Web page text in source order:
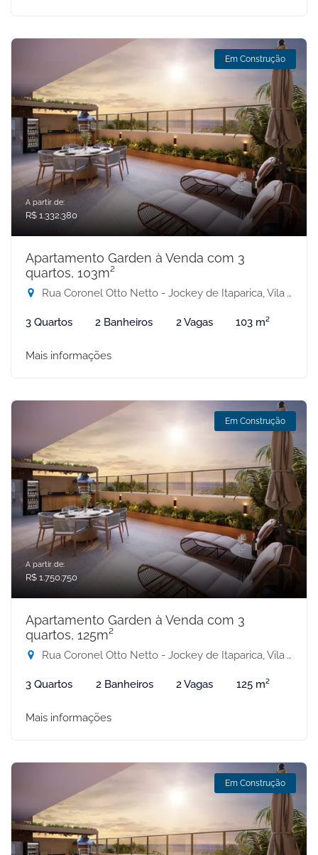
Em Construção
A partir de:
R$ 1.332.380
Apartamento Garden à Venda com 3
quartos, 103m²
Rua Coronel Otto Netto - Jockey de Itaparica, Vila Velha-ES
3 Quartos 2 Banheiros 2 Vagas 103 m²
Mais informações
Em Construção
A partir de:
R$ 1.750.750
Apartamento Garden à Venda com 3
quartos, 125m²
Rua Coronel Otto Netto - Jockey de Itaparica, Vila Velha-ES
3 Quartos 2 Banheiros 2 Vagas 125 m²
Mais informações
Em Construção